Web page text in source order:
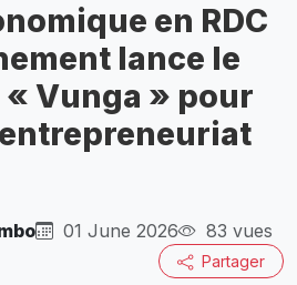
en RDC
lance le
Vunga » pour
01 June 2026 83 vues
Partager